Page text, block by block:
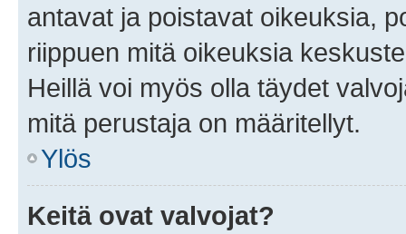
antavat ja poistavat oikeuksia,
riippuen mitä oikeuksia
Heillä voi myös olla täydet
mitä perustaja on määritellyt.
Ylös
Keitä ovat valvojat?